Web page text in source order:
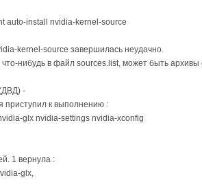
auto-install nvidia-kernel-source
kernel-source завершилась неудачно.
нибудь в файл sources.list, может быть архивы
-
приступил к выполнению :
glx nvidia-settings nvidia-xconfig
1 вернула :
glx,